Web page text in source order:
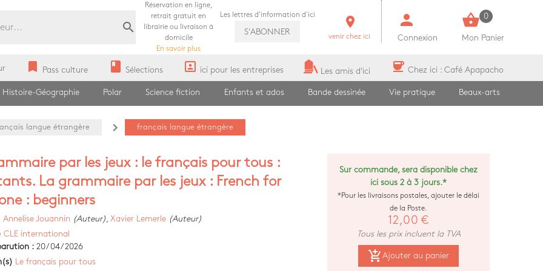
search
Réservation en ligne,
retrait gratuit en
librairie ou livraison à
domicile
En savoir plus
Les lettres d'information d'ici
S'ABONNER
room
venir chez ici
person
Connexion
shopping_basket 0
Mon Panier
bookmark Pass culture book Sélections portrait ici pour les entreprises Les amis d'ici coffee Chez ici : Café Apapacho
Histoire-Géographie Polar Science fiction Enfants et ados Bande dessinée Vie pratique Beaux-arts
langue étrangère navigate_next français langue étrangère
par les jeux : le français pour tous :
La grammaire par les jeux : French for
: beginners
Annelise Jouannin (Auteur) Xavier Lemerle (Auteur)
CLE international
: 20/04/2026
Le français pour tous
Sur commande, sera disponible chez
ici sous 2 à 3 jours.*
*Pour les livraisons postales, ajouter le délai
de la Poste.
12,00 €
Tous les prix incluent la TVA
add_shopping_cart Ajouter au panier